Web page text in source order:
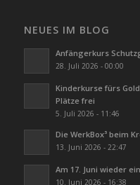
NEUES IM BLOG
Anfängerkurs
28. Juli 2026 - 00:00
Kinderkurse fürs
Plätze frei
5. Juli 2026 - 11:46
Die WerkBox³ beim
13. Juni 2026 - 22:47
Am 17. Juni wieder
10. Juni 2026 - 16:38